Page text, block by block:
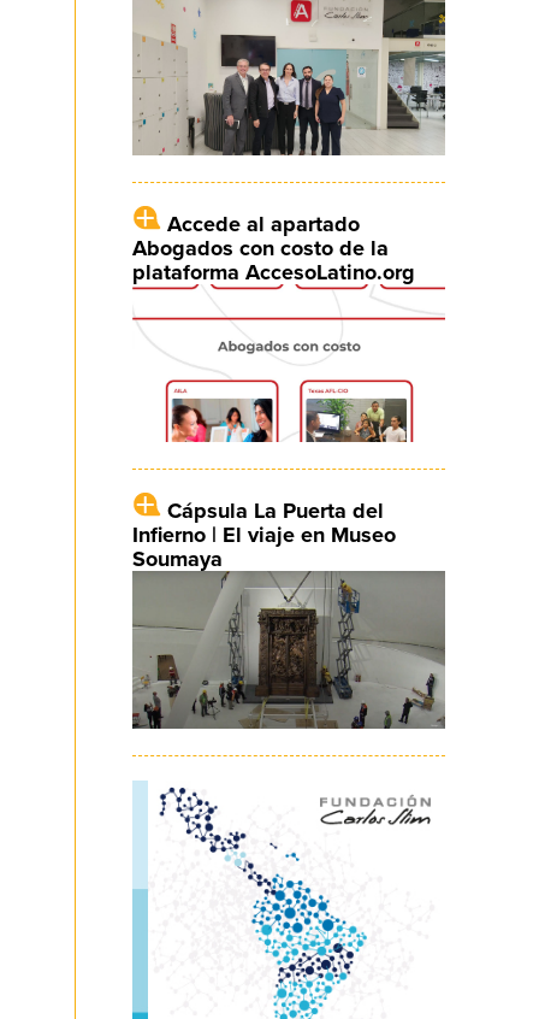
Accede al apartado
Abogados con costo de la
plataforma AccesoLatino.org
Cápsula La Puerta del
Infierno | El viaje en Museo
Soumaya